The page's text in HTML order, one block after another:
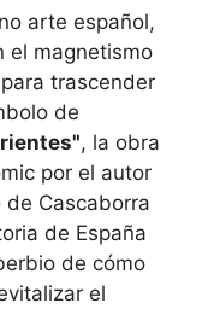
arte español,
el magnetismo
trascender
de
, la obra
por el autor
de Cascaborra
de España
de cómo
el